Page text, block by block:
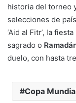
historia del torneo
selecciones de
‘Aid al Fitr’, la
sagrado o
duelo, con hasta
Copa